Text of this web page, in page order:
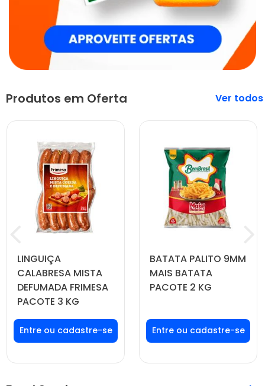
Produtos em Oferta
LINGUIÇA
CALABRESA MISTA
DEFUMADA FRIMESA
PACOTE 3 KG
Faça seu login ou
cadastre-se para
ver preços e
BATATA PALITO 9MM
MAIS BATATA
PACOTE 2 KG
Faça seu login ou
cadastre-se para
ver preços e